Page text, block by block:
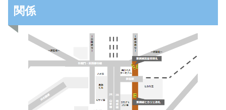
関係